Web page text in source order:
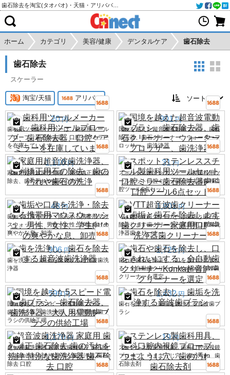
ホーム カテゴリ 美容/健康 デンタルケア 歯石除去
歯石除去
スケーラー
淘宝/天猫 アリババ
20 円
歯科用ツールメーカーは、歯科用ツール
プローブ、歯石除去器、口腔ケアミラー
を在庫しています
901 円
国境を越えた超音波電動歯ブラシ、歯石
除去器、歯石クリーナー、ウォーターフ
ロッサー、歯洗浄器
1,110 円
家庭用超音波歯洗浄器、歯列矯正用石の
除去、歯の汚れや歯石の洗浄
31 円
スポットステンレススチール製歯科用ツ
ールセット口腔ミラー歯石除去器歯科口
腔ツール6点セット
48 円
歯垢や口臭を洗浄・除去する携帯用マウ
スウォッシュ、男性、女性、学生向けの
爽やかな息、卸売
1,901 円
VTT超音波歯クリーナーは歯垢と歯石を
除去します歯クリーナー家庭用口腔歯洗
浄器歯クリーナー
906 円
歯を洗浄し、歯石を除去する超音波歯洗
浄器
1,725 円
歯石や歯石を除去し、口をきれいにす
る、全自動歯クリーナーKonka超音波歯
クリーナーを選定
599 円
国境を越えた5スピード電動歯ブラシ、
歯石除去器、歯洗浄器、大人用電動歯ブ
ラシの供給工場
1,432 円
歯石を除去し、歯垢を洗浄する音波歯ブ
ラシ
1,170 円
超音波歯洗浄器 家庭用 歯列矯正 歯石除
去 歯の汚れを洗浄 特別な歯洗浄器 歯石
除去 口腔
19 円
ステンレス製歯科用具、歯科口腔内視鏡
プローブ、つまようじ穴、歯の汚れ、歯
石除去剤